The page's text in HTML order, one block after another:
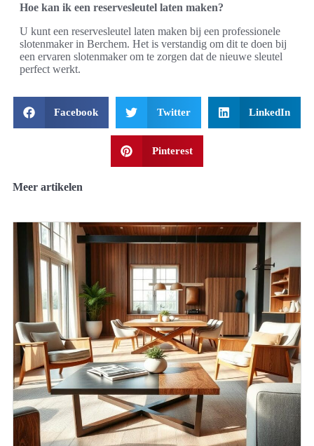
Hoe kan ik een reservesleutel laten maken?
U kunt een reservesleutel laten maken bij een professionele
slotenmaker in Berchem. Het is verstandig om dit te doen bij
een ervaren slotenmaker om te zorgen dat de nieuwe sleutel
perfect werkt.
Facebook Twitter LinkedIn
Pinterest
Meer artikelen